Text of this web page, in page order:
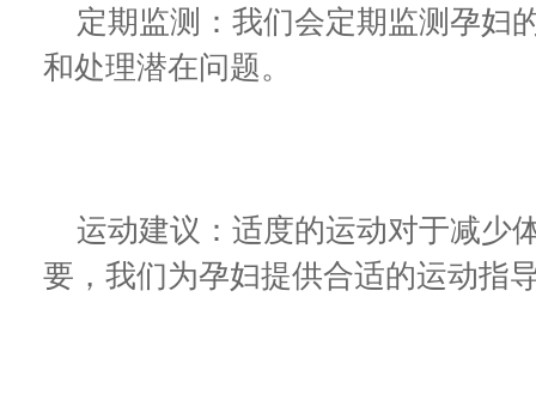
定期监测：我们会定期监测孕妇
和处理潜在问题。
运动建议：适度的运动对于减少
要，我们为孕妇提供合适的运动指